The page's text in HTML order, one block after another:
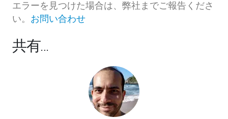
エラーを見つけた場合は、弊社までご報告くださ
い。 お問い合わせ
共有…